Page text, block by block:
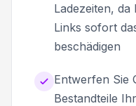
Ladezeiten, da
Links sofort
beschädigen
Entwerfen Sie
Bestandteile